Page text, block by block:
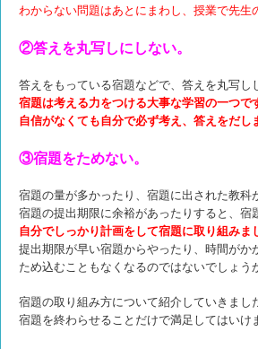
わからない問題はあとにまわし、授業で先生
②答えを丸写しにしない。
答えをもっている宿題などで、答えを丸写し
宿題は考える力をつける大事な学習の一つで
自信がなくても自分で必ず考え、答えをだし
③宿題をためない。
宿題の量が多かったり、宿題に出された教科
宿題の提出期限に余裕があったりすると、 宿
自分でしっかり計画をして宿題に取り組みま
提出期限が早い宿題からやったり、時間が
ため込むこともなくなるのではないでしょう
宿題の取り組み方について紹介していきまし
宿題を終わらせることだけで満足してはいけ